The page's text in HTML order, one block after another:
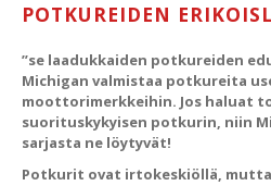
POTKUREIDEN
”se laadukkaiden potkureiden
Michigan valmistaa potkureita
moottorimerkkeihin. Jos haluat
suorituskykyisen potkurin, niin
sarjasta ne löytyvät!
Potkurit ovat irtokeskiöllä,